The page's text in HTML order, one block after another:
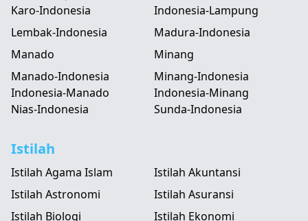
Karo-Indonesia
Indonesia-Lampung
Lembak-Indonesia
Madura-Indonesia
Manado
Manado-Indonesia
Indonesia-Manado
Minang
Minang-Indonesia
Indonesia-Minang
Nias-Indonesia
Sunda-Indonesia
Istilah
Istilah Agama Islam
Istilah Akuntansi
Istilah Astronomi
Istilah Asuransi
Istilah Biologi
Istilah Ekonomi